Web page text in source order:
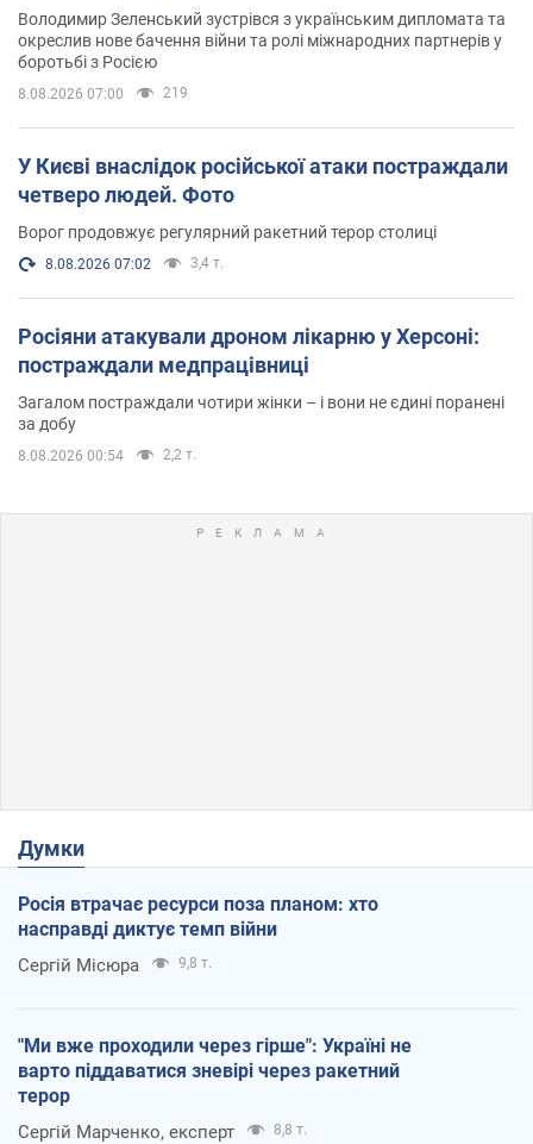
Володимир Зеленський зустрівся з українським дипломата та
окреслив нове бачення війни та ролі міжнародних партнерів у
боротьбі з Росією
8.08.2026 07:00 219
У Києві внаслідок російської атаки постраждали
четверо людей. Фото
Ворог продовжує регулярний ракетний терор столиці
8.08.2026 07:02 3,4 т.
Росіяни атакували дроном лікарню у Херсоні:
постраждали медпрацівниці
Загалом постраждали чотири жінки – і вони не єдині поранені
за добу
8.08.2026 00:54 2,2 т.
Думки
Росія втрачає ресурси поза планом: хто
насправді диктує темп війни
Сергій Місюра 9,8 т.
"Ми вже проходили через гірше": Україні не
варто піддаватися зневірі через ракетний
терор
Сергій Марченко, експерт 8,8 т.